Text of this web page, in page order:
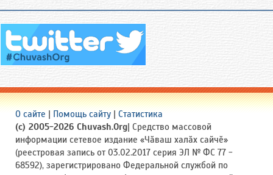
О сайте | Помощь сайту | Статистика
(c) 2005-2026 Chuvash.Org| Средство массовой
информации сетевое издание «Чӑваш халӑх сайчӗ»
(реестровая запись от 03.02.2017 серия ЭЛ № ФС 77 -
68592), зарегистрировано Федеральной службой по